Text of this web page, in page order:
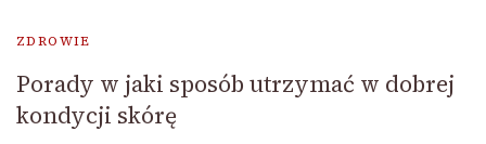
ZDROWIE
Porady w jaki sposób utrzymać w dobrej
kondycji skórę